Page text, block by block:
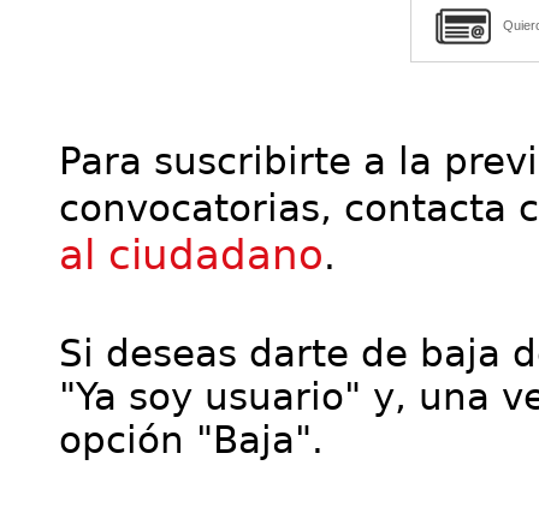
Para suscribirte a la
convocatorias, contacta
al ciudadano.
Si deseas darte de baja
"Ya soy usuario" y, una
opción "Baja".